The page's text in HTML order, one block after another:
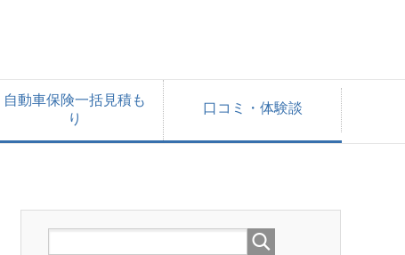
自動車保険一括見積も
り
口コミ・体験談